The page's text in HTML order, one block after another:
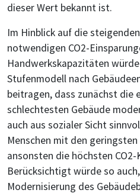
dieser Wert bekannt ist.
Im Hinblick auf die
notwendigen CO2-
Handwerkskapazitäten
Stufenmodell nach
beitragen, dass zunächst die
schlechtesten Gebäude
auch aus sozialer Sicht
Menschen mit den
ansonsten die höchsten
Berücksichtigt würde so
Modernisierung des